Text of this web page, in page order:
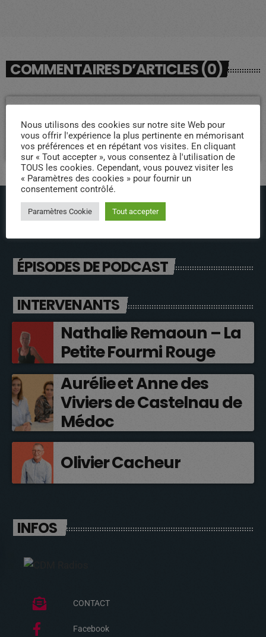
COMMENTAIRES D’ARTICLES (0)
Vous devez être connecté pour ajouter un commentaire.
Connectez-vous maintenant
ÉPISODES DE PODCAST
INTERVENANTS
Nathalie Remaoun – La
Petite Fourmi Rouge
Aurélie et Anne des
Viviers de Castelnau de
Médoc
Olivier Cacheur
INFOS
CONTACT
Facebook
Nous utilisons des cookies sur notre site Web pour
vous offrir l'expérience la plus pertinente en mémorisant
vos préférences et en répétant vos visites. En cliquant
sur « Tout accepter », vous consentez à l'utilisation de
TOUS les cookies. Cependant, vous pouvez visiter les
« Paramètres des cookies » pour fournir un
consentement contrôlé.
Paramètres Cookie Tout accepter